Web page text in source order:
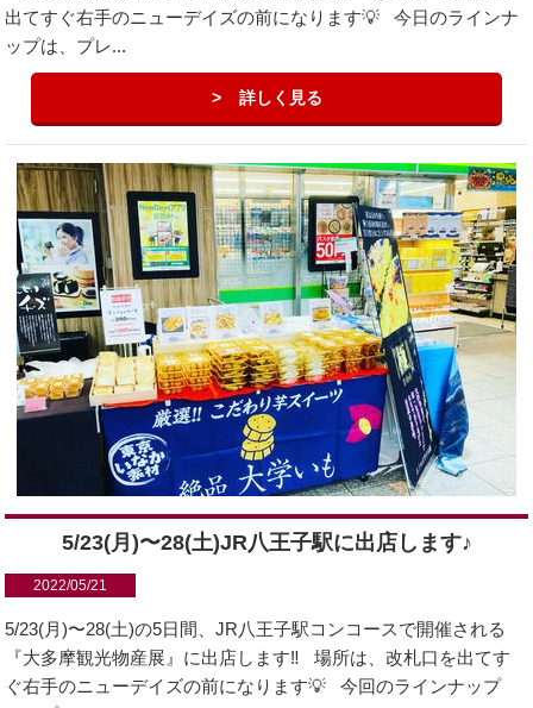
出てすぐ右手のニューデイズの前になります💡 今日のラインナ
ップは、プレ...
詳しく見る
5/23(月)〜28(土)JR八王子駅に出店します♪
2022/05/21
5/23(月)〜28(土)の5日間、JR八王子駅コンコースで開催される
『大多摩観光物産展』に出店します‼️ 場所は、改札口を出てす
ぐ右手のニューデイズの前になります💡 今回のラインナップ